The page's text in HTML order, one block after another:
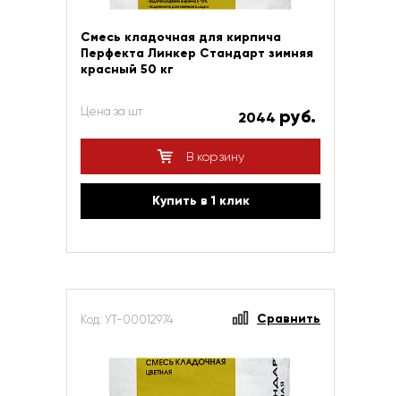
Смесь кладочная для кирпича
Перфекта Линкер Стандарт зимняя
красный 50 кг
Цена за шт 2044 руб.
В корзину
Купить в 1 клик
Код: УТ-00012974 Сравнить